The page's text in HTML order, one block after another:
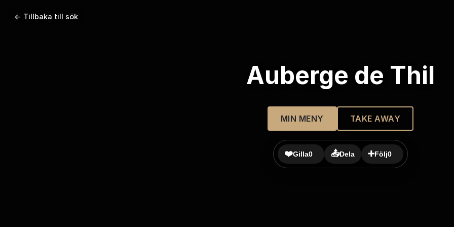
← Tillbaka till sök
Auberge de Thil
MIN MENY TAKE AWAY
❤️Gilla0 📤Dela ➕Följ0